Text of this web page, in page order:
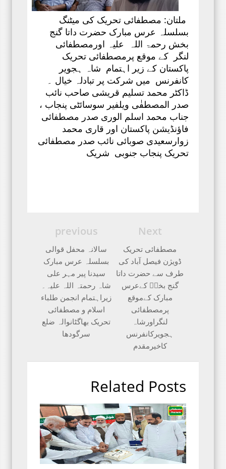
ملتان: مصطفائی تحریک کی میٹنگ
بسلسلہ عرس مبارک حضرت داتا گنج
بخش رحمۃ اللہ علیہ اور مصطفائی
لنگر
کے موقع پرمصطفائی تحریک
پاکستان کے زیر اہتمام شاہ ہجویر
کانفرنس میں شرکت پر تبادلہ خیال ۔
ڈاکٹر محمد تسلیم قریشی صاحب نائب
صدر المصطفٰی ویلفیر سوسائٹی پنجاب ،
جناب محمد اسلم الوری صدر مصطفائی
فاؤنڈیشن پاکستان اور قاری محمد
زوار سعیدی صوبائی نائب صدر مصطفائی
تحریک پنجاب جنوبی شریک
Next
مصطفائی تحریک
ڈویژن فیصل آباد کی
طرف سے حضرت داتا
گنج بخشؒ کےعرس
مبارک کےموقع
پرمصطفائی
لنگراورشاہ
ہجویرکانفرنس
کاخیرمقدم
previous
سالانہ محفل قوالی
بسلسلہ عرس مبارک
سیدنا پیر مہر علی
شاہ رحمتہ اللہ علیہ۔
زیراہتمام انجمن طلباء
اسلام و مصطفائی
تحریک بھاگٹانوالہ ضلع
سرگودھا
Related Posts